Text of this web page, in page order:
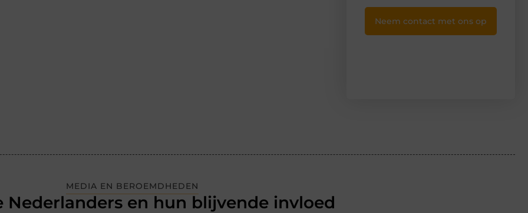
Neem contact met ons op
MEDIA EN BEROEMDHEDEN
Nederlanders en hun blijvende invloed